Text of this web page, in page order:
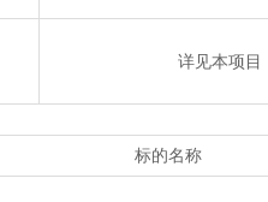
详见本项目
标的名称